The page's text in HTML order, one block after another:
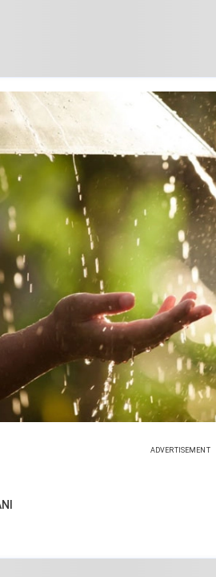
ADVERTISEMENT